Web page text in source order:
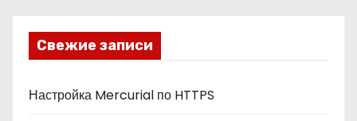
к
и
Свежие записи
Настройка Mercurial по HTTPS